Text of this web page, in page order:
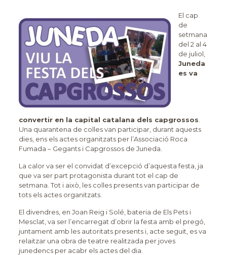
El cap
de
setmana
del 2 al 4
de juliol,
Juneda
es va
convertir en la capital catalana dels capgrossos
Una quarantena de colles van participar, durant aquests
dies, ens els actes organitzats per l’Associació Roca
Fumada – Gegants i Capgrossos de Juneda.
La calor va ser el convidat d’excepció d’aquesta festa, ja
que va ser part protagonista durant tot el cap de
setmana. Tot i això, les colles presents van participar de
tots els actes organitzats.
El divendres, en Joan Reig i Solé, bateria de Els Pets i
Mesclat, va ser l’encarregat d’obrir la festa amb el pregó,
juntament amb les autoritats presents i, acte seguit, es va
relaitzar una obra de teatre realitzada per joves
junedencs per acabr els actes del dia.